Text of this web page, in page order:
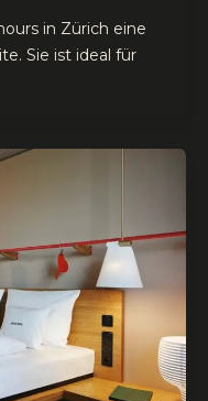
in Zürich eine
Sie ist ideal für